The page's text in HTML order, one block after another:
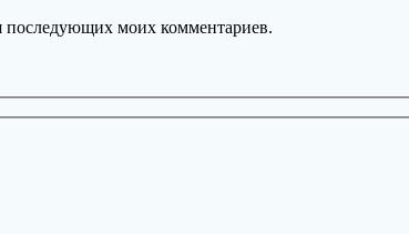
последующих моих комментариев.